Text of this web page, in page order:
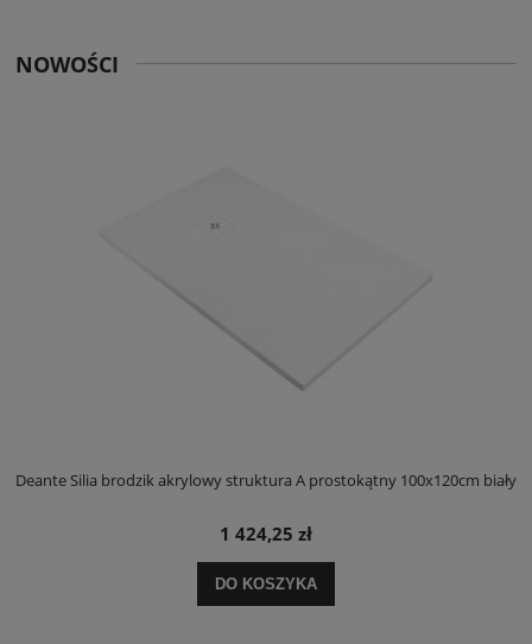
NOWOŚCI
Deante Silia brodzik akrylowy struktura A prostokątny 100x120cm biały
1 424,25 zł
DO KOSZYKA